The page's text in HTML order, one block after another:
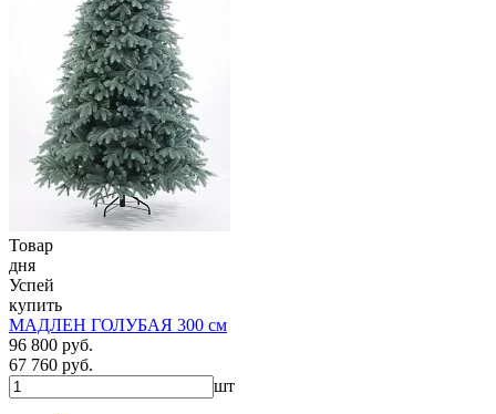
Товар
дня
Успей
купить
МАДЛЕН ГОЛУБАЯ 300 см
96 800 руб.
67 760 руб.
шт